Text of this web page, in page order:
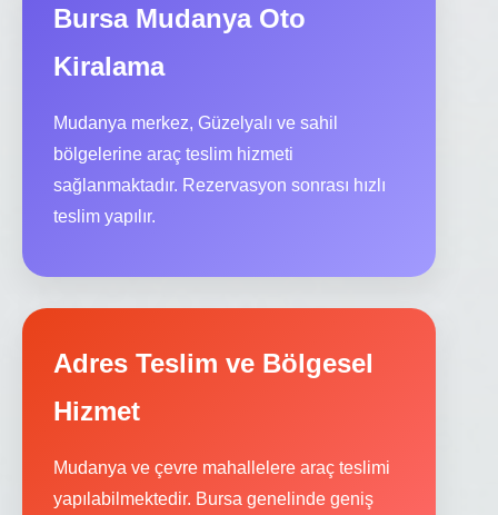
Bursa Mudanya Oto
Kiralama
Mudanya merkez, Güzelyalı ve sahil
bölgelerine araç teslim hizmeti
sağlanmaktadır. Rezervasyon sonrası hızlı
teslim yapılır.
Adres Teslim ve Bölgesel
Hizmet
Mudanya ve çevre mahallelere araç teslimi
yapılabilmektedir. Bursa genelinde geniş